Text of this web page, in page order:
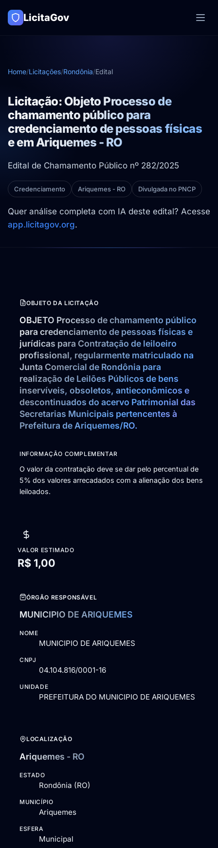
LicitaGov
Home/Licitações/Rondônia/Edital
Licitação: Objeto Processo de
chamamento público para
credenciamento de pessoas físicas
e em Ariquemes - RO
Edital de Chamamento Público nº 282/2025
Credenciamento Ariquemes - RO Divulgada no PNCP
Quer análise completa com IA deste edital? Acesse
app.licitagov.org.
OBJETO DA LICITAÇÃO
OBJETO Processo de chamamento público
para credenciamento de pessoas físicas e
jurídicas para Contratação de leiloeiro
profissional, regularmente matriculado na
Junta Comercial de Rondônia para
realização de Leilões Públicos de bens
inservíveis, obsoletos, antieconômicos e
descontinuados do acervo Patrimonial das
Secretarias Municipais pertencentes à
Prefeitura de Ariquemes/RO.
INFORMAÇÃO COMPLEMENTAR
O valor da contratação deve se dar pelo percentual de
5% dos valores arrecadados com a alienação dos bens
leiloados.
VALOR ESTIMADO
R$ 1,00
ÓRGÃO RESPONSÁVEL
MUNICIPIO DE ARIQUEMES
NOME
MUNICIPIO DE ARIQUEMES
CNPJ
04.104.816/0001-16
UNIDADE
PREFEITURA DO MUNICIPIO DE ARIQUEMES
LOCALIZAÇÃO
Ariquemes - RO
ESTADO
Rondônia (RO)
MUNICÍPIO
Ariquemes
ESFERA
Municipal